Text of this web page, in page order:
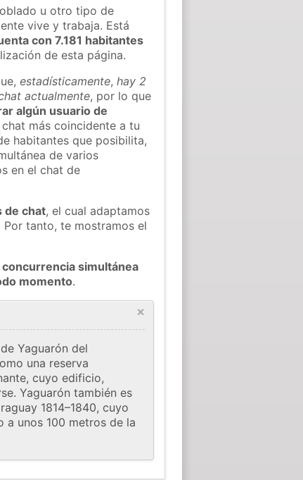
u otro tipo de
vive y trabaja. Está
con 7.181 habitantes
de esta página.
estadísticamente,hay 2
actualmente, por lo que
algún usuario de
más coincidente a tu
habitantes que posibilita,
de varios
en el chat de
de chat, el cual adaptamos
Por tanto, te mostramos el
simultánea
momento.
×
Yaguarón del
una reserva
cuyo edificio,
Yaguarón también es
1814–1840, cuyo
a unos 100 metros de la